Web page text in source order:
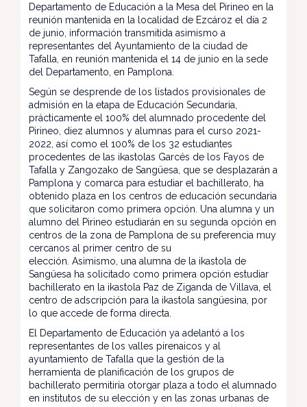
Departamento de Educación a la Mesa del Pirineo en la
reunión mantenida en la localidad de Ezcároz el día 2
de junio, información transmitida asimismo a
representantes del Ayuntamiento de la ciudad de
Tafalla, en reunión mantenida el 14 de junio en la sede
del Departamento, en Pamplona.
Según se desprende de los listados provisionales de
admisión en la etapa de Educación Secundaria,
prácticamente el 100% del alumnado procedente del
Pirineo, diez alumnos y alumnas para el curso 2021-
2022, así como el 100% de los 32 estudiantes
procedentes de las ikastolas Garcés de los Fayos de
Tafalla y Zangozako de Sangüesa, que se desplazarán a
Pamplona y comarca para estudiar el bachillerato, ha
obtenido plaza en los centros de educación secundaria
que solicitaron como primera opción. Una alumna y un
alumno del Pirineo estudiarán en su segunda opción en
centros de la zona de Pamplona de su preferencia muy
cercanos al primer centro de su
elección. Asimismo, una alumna de la ikastola de
Sangüesa ha solicitado como primera opción estudiar
bachillerato en la ikastola Paz de Ziganda de Villava, el
centro de adscripción para la ikastola sangüesina, por
lo que accede de forma directa.
El Departamento de Educación ya adelantó a los
representantes de los valles pirenaicos y al
ayuntamiento de Tafalla que la gestión de la
herramienta de planificación de los grupos de
bachillerato permitiría otorgar plaza a todo el alumnado
en institutos de su elección y en las zonas urbanas de